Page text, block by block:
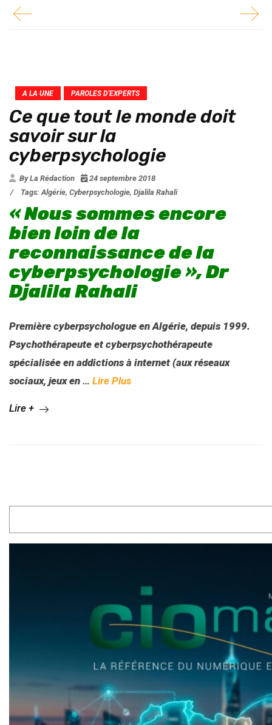
A LA UNE PAROLES D'EXPERTS
Ce que tout le monde doit
savoir sur la
cyberpsychologie
By La Rédaction
24 septembre 2018
/
Tags:Algérie, Cyberpsychologie, Djalila Rahali
« Nous sommes encore
bien loin de la
reconnaissance de la
cyberpsychologie », Dr
Djalila Rahali
Première cyberpsychologue en Algérie, depuis 1999.
Psychothérapeute et cyberpsychothérapeute
spécialisée en addictions à internet (aux réseaux
sociaux, jeux en … Lire Plus
Lire +